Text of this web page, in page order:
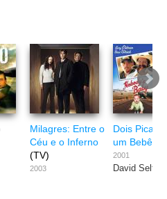
Milagres: Entre o
Céu e o Inferno
(TV)
2003
Dois
um Bebê
2001
David Seltzer